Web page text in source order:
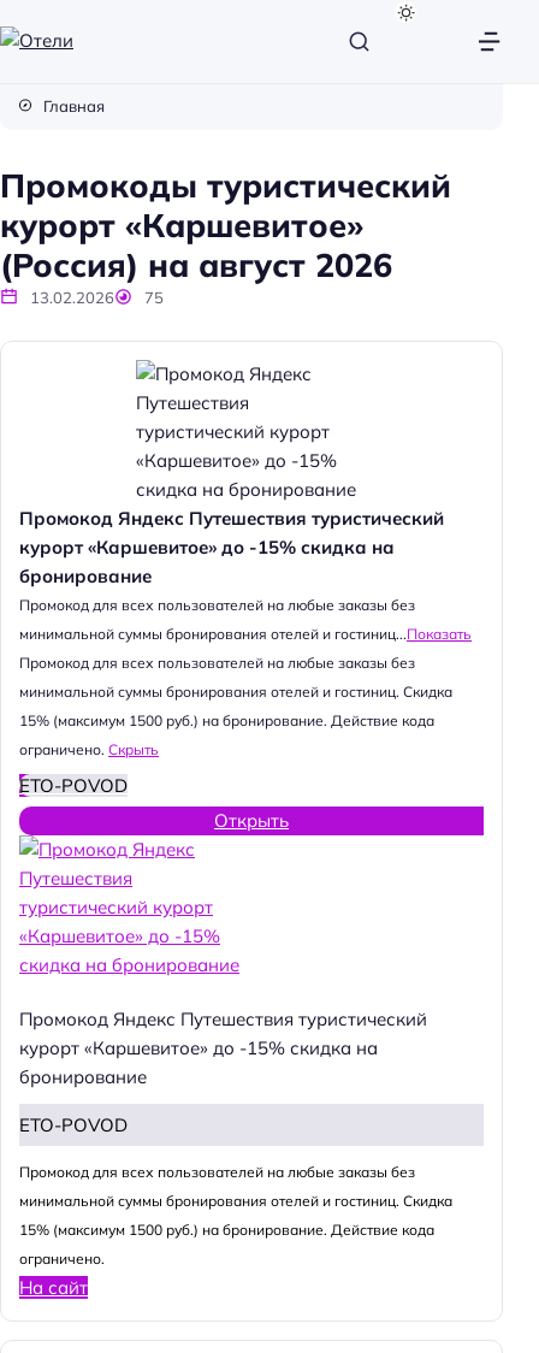
и
Главная
Промокоды туристический
курорт «Каршевитое»
(Россия) на август 2026
13.02.2026 75
Промокод Яндекс Путешествия туристический
курорт «Каршевитое» до -15% скидка на
бронирование
Промокод для всех пользователей на любые заказы без
минимальной суммы бронирования отелей и гостиниц...Показать
Промокод для всех пользователей на любые заказы без
минимальной суммы бронирования отелей и гостиниц. Скидка
15% (максимум 1500 руб.) на бронирование. Действие кода
ограничено. Скрыть
ETO-POVOD
Открыть
Промокод Яндекс Путешествия туристический
курорт «Каршевитое» до -15% скидка на
бронирование
ETO-POVOD
Промокод для всех пользователей на любые заказы без
минимальной суммы бронирования отелей и гостиниц. Скидка
15% (максимум 1500 руб.) на бронирование. Действие кода
ограничено.
На сайт